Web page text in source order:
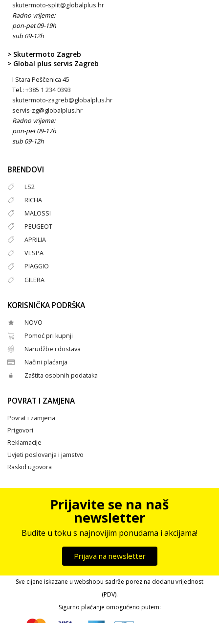
skutermoto-split@globalplus.hr
Radno vrijeme:
pon-pet 09-19h
sub 09-12h
> Skutermoto Zagreb
> Global plus servis Zagreb
I Stara Peščenica 45
Tel.: +385 1 234 0393
skutermoto-zagreb@globalplus.hr
servis-zg@globalplus.hr
Radno vrijeme:
pon-pet 09-17h
sub 09-12h
BRENDOVI
LS2
RICHA
MALOSSI
PEUGEOT
APRILIA
VESPA
PIAGGIO
GILERA
KORISNIČKA PODRŠKA
NOVO
Pomoć pri kupnji
Narudžbe i dostava
Načini plaćanja
Zaštita osobnih podataka
POVRAT I ZAMJENA
Povrat i zamjena
Prigovori
Reklamacije
Uvjeti poslovanja i jamstvo
Raskid ugovora
Prijavite se na naš
newsletter
Budite u toku s najnovijim ponudama i akcijama!
Prijava na newsletter
Sve cijene iskazane u webshopu sadrže porez na dodanu vrijednost
(PDV).
Sigurno plaćanje omogućeno putem: